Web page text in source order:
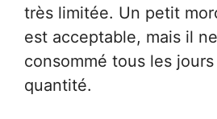
très limitée. Un petit
est acceptable, mais il
consommé tous les
quantité.